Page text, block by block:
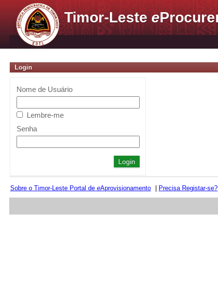
Timor-Lestee
Login
Nome de Usuário
Lembre-me
Senha
Sobre o Timor-Leste Portal de eAprovisionamento Precisa Registar-se?